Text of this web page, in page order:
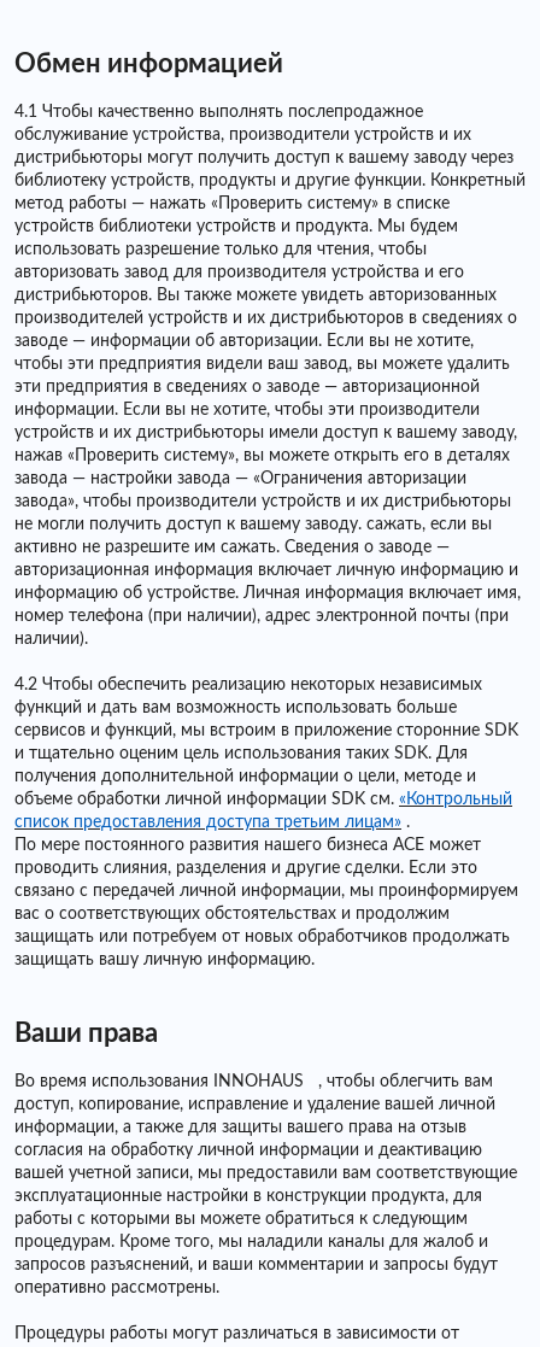
Обмен информацией
4.1 Чтобы качественно выполнять послепродажное
обслуживание устройства, производители устройств и их
дистрибьюторы могут получить доступ к вашему заводу через
библиотеку устройств, продукты и другие функции. Конкретный
метод работы — нажать «Проверить систему» ​​в списке
устройств библиотеки устройств и продукта. Мы будем
использовать разрешение только для чтения, чтобы
авторизовать завод для производителя устройства и его
дистрибьюторов. Вы также можете увидеть авторизованных
производителей устройств и их дистрибьюторов в сведениях о
заводе — информации об авторизации. Если вы не хотите,
чтобы эти предприятия видели ваш завод, вы можете удалить
эти предприятия в сведениях о заводе — авторизационной
информации. Если вы не хотите, чтобы эти производители
устройств и их дистрибьюторы имели доступ к вашему заводу,
нажав «Проверить систему», вы можете открыть его в деталях
завода — настройки завода — «Ограничения авторизации
завода», чтобы производители устройств и их дистрибьюторы
не могли получить доступ к вашему заводу. сажать, если вы
активно не разрешите им сажать. Сведения о заводе —
авторизационная информация включает личную информацию и
информацию об устройстве. Личная информация включает имя,
номер телефона (при наличии), адрес электронной почты (при
наличии).
4.2 Чтобы обеспечить реализацию некоторых независимых
функций и дать вам возможность использовать больше
сервисов и функций, мы встроим в приложение сторонние SDK
и тщательно оценим цель использования таких SDK. Для
получения дополнительной информации о цели, методе и
объеме обработки личной информации SDK см. «Контрольный
список предоставления доступа третьим лицам» .
По мере постоянного развития нашего бизнеса ACE может
проводить слияния, разделения и другие сделки. Если это
связано с передачей личной информации, мы проинформируем
вас о соответствующих обстоятельствах и продолжим
защищать или потребуем от новых обработчиков продолжать
защищать вашу личную информацию.
Ваши права
Во время использования INNOHAUS , чтобы облегчить вам
доступ, копирование, исправление и удаление вашей личной
информации, а также для защиты вашего права на отзыв
согласия на обработку личной информации и деактивацию
вашей учетной записи, мы предоставили вам соответствующие
эксплуатационные настройки в конструкции продукта, для
работы с которыми вы можете обратиться к следующим
процедурам. Кроме того, мы наладили каналы для жалоб и
запросов разъяснений, и ваши комментарии и запросы будут
оперативно рассмотрены.
Процедуры работы могут различаться в зависимости от